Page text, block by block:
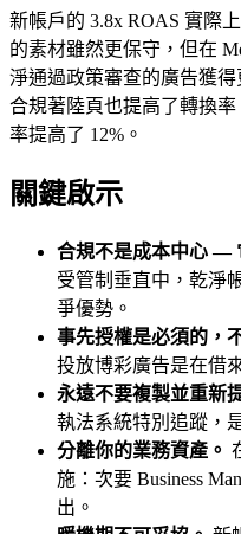
新帳戶的 3.8x ROAS 實際
的素材雖然更保守，但在
淨通過政策審查的廣告獲
合規著陸頁也提高了轉換
率提高了 12%。
關鍵啟示
合規不是成本中心 —
受管制垂直中，乾淨
爭優勢。
事先授權是必須的，
投放博彩廣告是在借
永遠不要複製並重新
執法系統特別追蹤，
分離你的業務資產。
施：次要 Business
出。